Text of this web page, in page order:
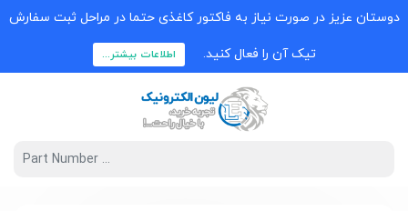
دوستان عزیز در صورت نیاز به فاکتور کاغذی حتما در مراحل ثبت سفارش
تیک آن را فعال کنید. اطلاعات بیشتر...